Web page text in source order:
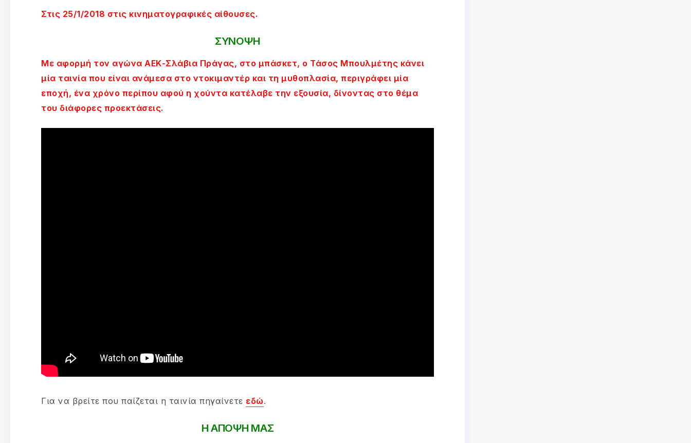
Στις 25/1/2018 στις κινηματογραφικές αίθουσες.
ΣΥΝΟΨΗ
Με αφορμή τον αγώνα ΑΕΚ-Σλάβια Πράγας, στο μπάσκετ, ο Τάσος Μπουλμέτης κάνει
μία ταινία που είναι ανάμεσα στο ντοκιμαντέρ και τη μυθοπλασία, περιγράφει μία
εποχή, ένα χρόνο περίπου αφού η χούντα κατέλαβε την εξουσία, δίνοντας στο θέμα
του διάφορες προεκτάσεις.
Για να βρείτε που παίζεται η ταινία πηγαίνετε εδώ.
Η ΑΠΟΨΗ ΜΑΣ